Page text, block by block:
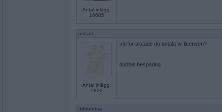
Antal inlägg:
16685
åskarl
Antal inlägg:
5826
varför slutade du betala tv-licensen?
dubbel besparing
lithiumina